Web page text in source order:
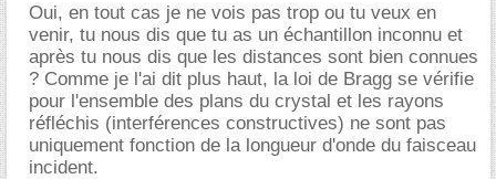
Oui, en tout cas je ne vois pas trop ou tu veux en
venir, tu nous dis que tu as un échantillon inconnu et
après tu nous dis que les distances sont bien connues
? Comme je l'ai dit plus haut, la loi de Bragg se vérifie
pour l'ensemble des plans du crystal et les rayons
réfléchis (interférences constructives) ne sont pas
uniquement fonction de la longueur d'onde du faisceau
incident.